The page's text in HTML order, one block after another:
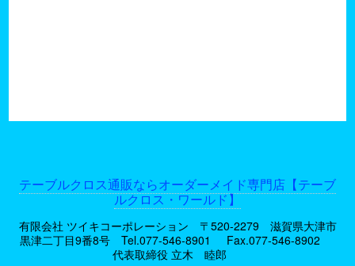
テーブルクロス通販ならオーダーメイド専門店【テーブ
ルクロス・ワールド】
有限会社 ツイキコーポレーション 〒520-2279 滋賀県大津市
黒津二丁目9番8号 Tel.077-546-8901
Fax.077-546-8902
代表取締役 立木 睦郎